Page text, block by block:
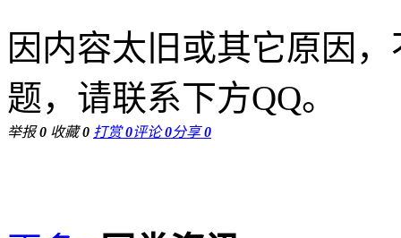
因内容太旧或其它原因
题，请联系下方QQ。
举报0 收藏0 打赏0评论0分享0